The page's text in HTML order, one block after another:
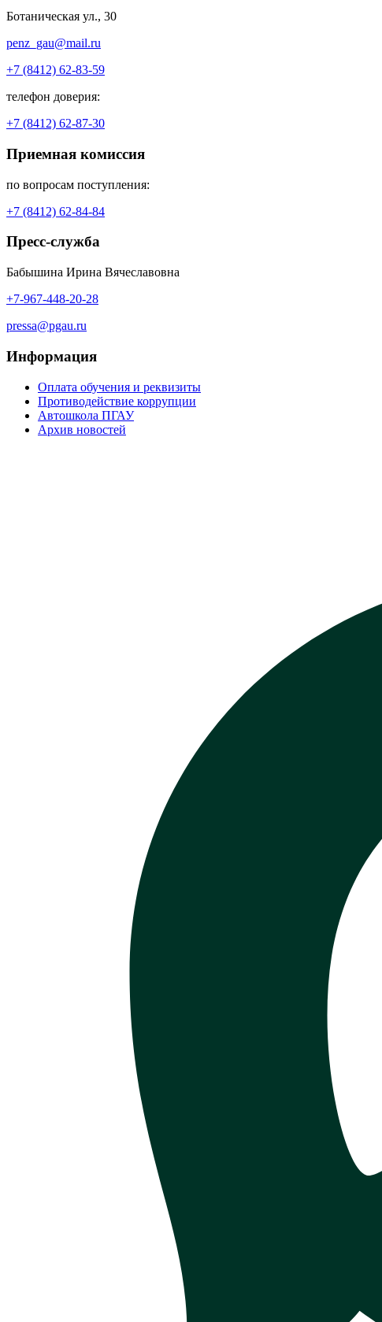
Ботаническая ул., 30
penz_gau@mail.ru
+7 (8412) 62-83-59
телефон доверия:
+7 (8412) 62-87-30
Приемная комиссия
по вопросам поступления:
+7 (8412) 62-84-84
Пресс-служба
Бабышина Ирина Вячеславовна
+7-967-448-20-28
pressa@pgau.ru
Информация
Оплата обучения и реквизиты
Противодействие коррупции
Автошкола ПГАУ
Архив новостей